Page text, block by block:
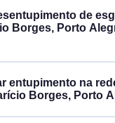
de
Borges, Porto
entupimento na
Borges, Porto